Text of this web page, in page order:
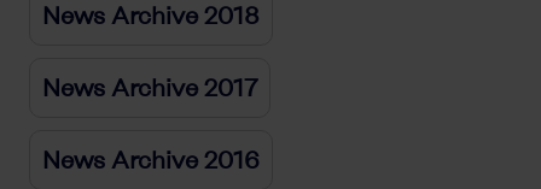
News Archive 2018
News Archive 2017
News Archive 2016